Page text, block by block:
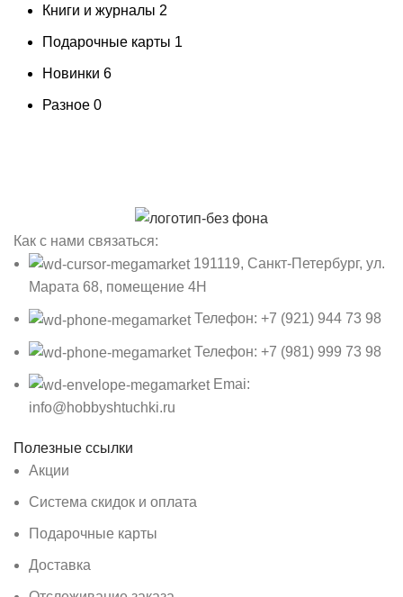
Книги и журналы 2
Подарочные карты 1
Новинки 6
Разное 0
Как с нами связаться:
191119, Санкт-Петербург, ул.
Марата 68, помещение 4Н
Телефон: +7 (921) 944 73 98
Телефон: +7 (981) 999 73 98
Emai:
info@hobbyshtuchki.ru
Полезные ссылки
Акции
Система скидок и оплата
Подарочные карты
Доставка